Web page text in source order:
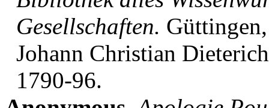
Gesellschaften.
Johann Christian
1790-96.